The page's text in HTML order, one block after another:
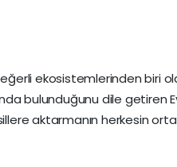
ekosistemlerinden biri
bulunduğunu dile getiren
aktarmanın herkesin